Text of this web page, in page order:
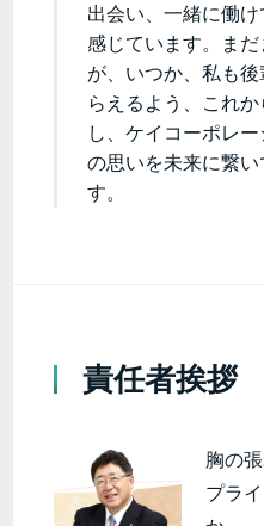
出会い、一緒に働
感じています。ま
が、いつか、私も
らえるよう、これ
し、ケイコーポレ
の思いを未来に繋
す。
責任者挨拶
胸の
プラ